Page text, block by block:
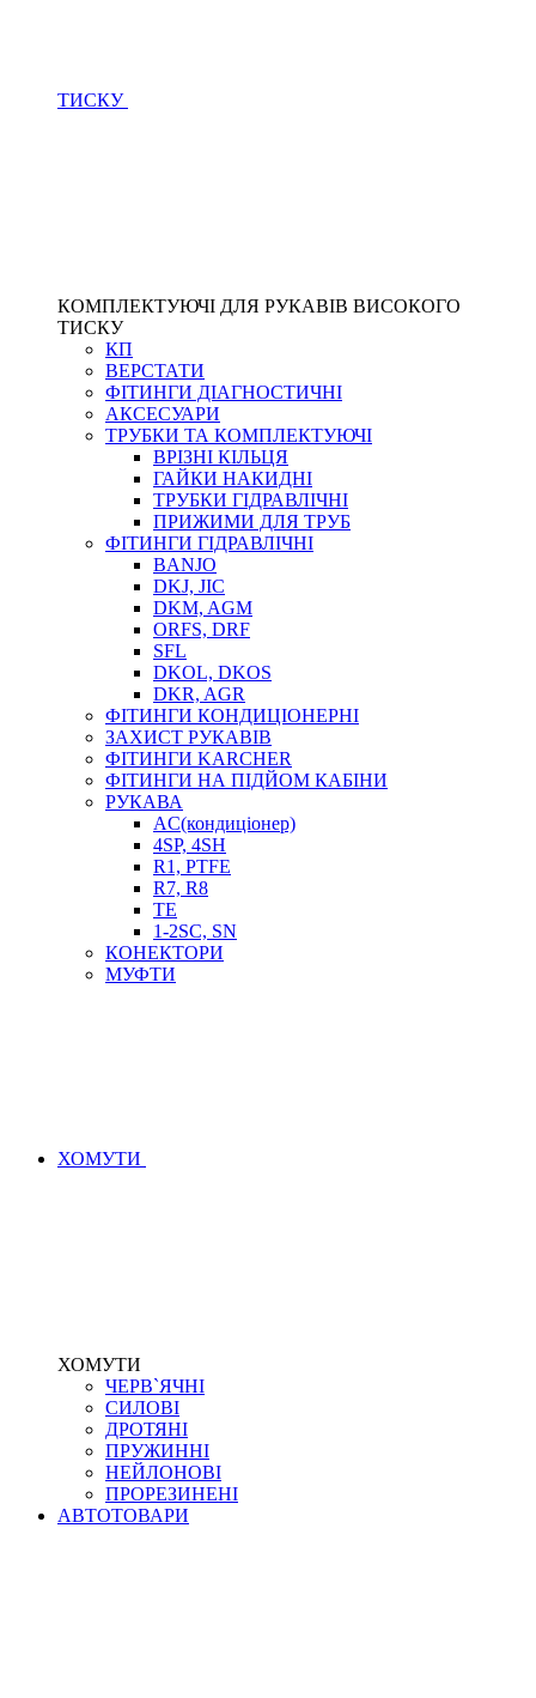
ТИСКУ
КОМПЛЕКТУЮЧІ ДЛЯ РУКАВІВ ВИСОКОГО
ТИСКУ
КП
ВЕРСТАТИ
ФІТИНГИ ДІАГНОСТИЧНІ
АКСЕСУАРИ
ТРУБКИ ТА КОМПЛЕКТУЮЧІ
ВРІЗНІ КІЛЬЦЯ
ГАЙКИ НАКИДНІ
ТРУБКИ ГІДРАВЛІЧНІ
ПРИЖИМИ ДЛЯ ТРУБ
ФІТИНГИ ГІДРАВЛІЧНІ
BANJO
DKJ, JIC
DKM, AGM
ORFS, DRF
SFL
DKOL, DKOS
DKR, AGR
ФІТИНГИ КОНДИЦІОНЕРНІ
ЗАХИСТ РУКАВІВ
ФІТИНГИ KARCHER
ФІТИНГИ НА ПІДЙОМ КАБІНИ
РУКАВА
AC(кондиціонер)
4SP, 4SH
R1, PTFE
R7, R8
TE
1-2SC, SN
КОНЕКТОРИ
МУФТИ
ХОМУТИ
ХОМУТИ
ЧЕРВ`ЯЧНІ
СИЛОВІ
ДРОТЯНІ
ПРУЖИННІ
НЕЙЛОНОВІ
ПРОРЕЗИНЕНІ
АВТОТОВАРИ